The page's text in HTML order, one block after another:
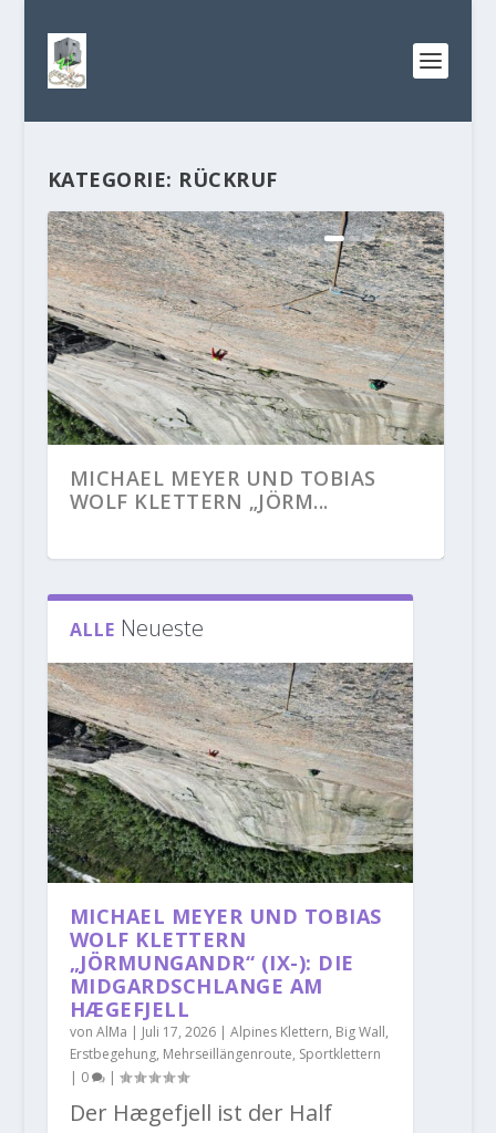
KATEGORIE: RÜCKRUF
MICHAEL MEYER UND TOBIAS
WOLF KLETTERN „JÖRM...
NEUES AUS DEN
KLETTERGEBIETEN: ALEXANDER
MEGOS KLE...
LARA NEUMEIER KOMPLETTIERT
MIT DER BEGEHUNG „...
JANJA GARNBRET KLETTERT
BIBLIOGRAPHIE (9B+)
ALEXANDER HUBER KLETTERT
„FEUERSALAMANDER...
MICHAELA KIERSCH KLETTERT
„DOLBY SURROUND...
ALLE Neueste
MICHAEL MEYER UND TOBIAS
WOLF KLETTERN
„JÖRMUNGANDR“ (IX-): DIE
MIDGARDSCHLANGE AM
HÆGEFJELL
von AlMa | Juli 17, 2026| Alpines Klettern, Big Wall,
Erstbegehung, Mehrseillängenroute, Sportklettern
| 0 |
Der Hægefjell ist der Half